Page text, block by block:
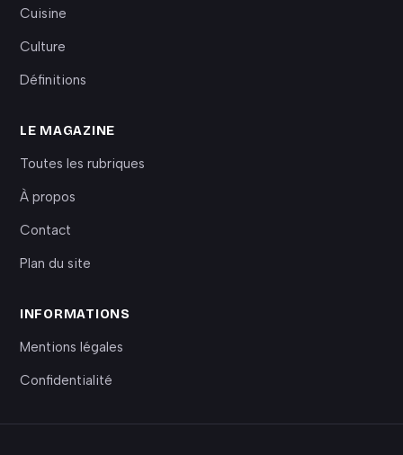
Cuisine
Culture
Définitions
LE MAGAZINE
Toutes les rubriques
À propos
Contact
Plan du site
INFORMATIONS
Mentions légales
Confidentialité